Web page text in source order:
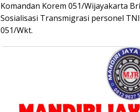
Komandan Korem 051/Wijayakarta
Sosialisasi Transmigrasi personel
051/Wkt.